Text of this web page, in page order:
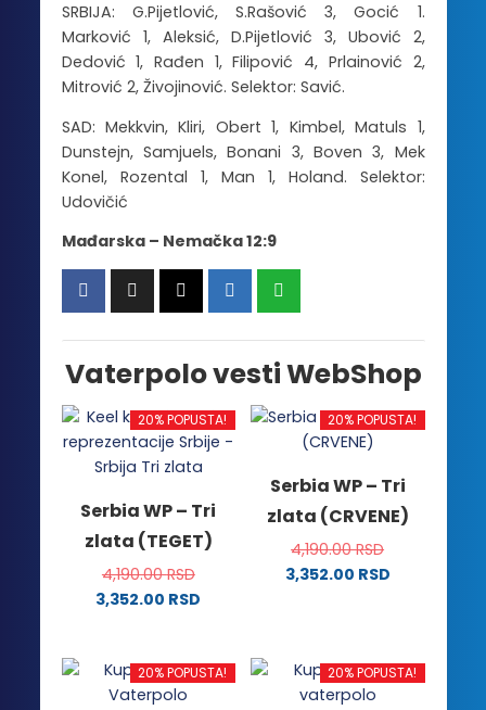
SRBIJA: G.Pijetlović, S.Rašović 3, Gocić 1.
Marković 1, Aleksić, D.Pijetlović 3, Ubović 2,
Dedović 1, Rađen 1, Filipović 4, Prlainović 2,
Mitrović 2, Živojinović. Selektor: Savić.
SAD: Mekkvin, Kliri, Obert 1, Kimbel, Matuls 1,
Dunstejn, Samjuels, Bonani 3, Boven 3, Mek
Konel, Rozental 1, Man 1, Holand. Selektor:
Udovičić
Mađarska – Nemačka 12:9
Vaterpolo vesti WebShop
20% POPUSTA!
Serbia WP – Tri
zlata (TEGET)
4,190.00RSD
3,352.00 RSD
ima
više
20% POPUSTA!
Serbia WP – Tri
zlata (CRVENE)
4,190.00RSD
3,352.00 RSD
više
varijanti.
20% POPUSTA! 20% POPUSTA!